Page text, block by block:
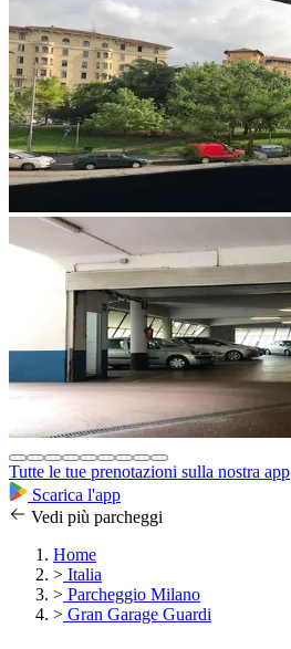
Tutte le tue prenotazioni sulla nostra app
Scarica l'app
Vedi più parcheggi
Home
> Italia
> Parcheggio Milano
> Gran Garage Guardi